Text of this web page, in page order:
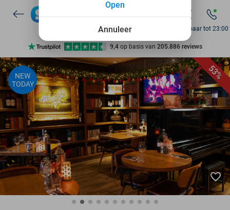
7 dagen per week beschikbaar
10+ miljoen leden
9,4 op basis van 205.886 reviews
Ontdek 15.000+ deals
7 dagen per week beschikbaar
10+ miljoen leden
Bereikbaar tot 23:00
53%
NEW
TODAY
favorite_border
Annuleer
Open